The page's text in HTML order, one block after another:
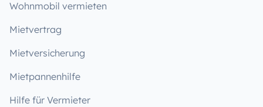
Wohnmobil vermieten
Mietvertrag
Mietversicherung
Mietpannenhilfe
Hilfe für Vermieter